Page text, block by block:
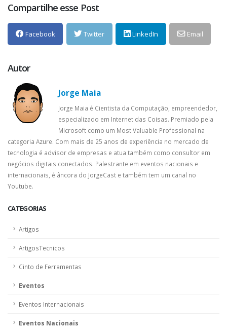
CATEGORIAS
Artigos
ArtigosTecnicos
Cinto de Ferramentas
Eventos
Eventos Internacionais
Eventos Nacionais
Compartilhe esse Post
Facebook Twitter LinkedIn Email
Autor
Jorge Maia
Jorge Maia é Cientista da Computação, empreendedor,
especializado em Internet das Coisas. Premiado pela
Microsoft como um Most Valuable Professional na
categoria Azure. Com mais de 25 anos de experiência no mercado de
tecnologia é advisor de empresas e atua também como consultor em
negócios digitais conectados. Palestrante em eventos nacionais e
internacionais, é âncora do JorgeCast e também tem um canal no
Youtube.